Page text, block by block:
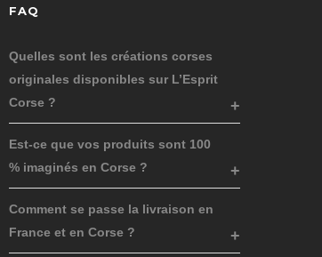
FAQ
Quelles sont les créations corses
originales disponibles sur L’Esprit
Corse ?
Est-ce que vos produits sont 100
% imaginés en Corse ?
Comment se passe la livraison en
France et en Corse ?